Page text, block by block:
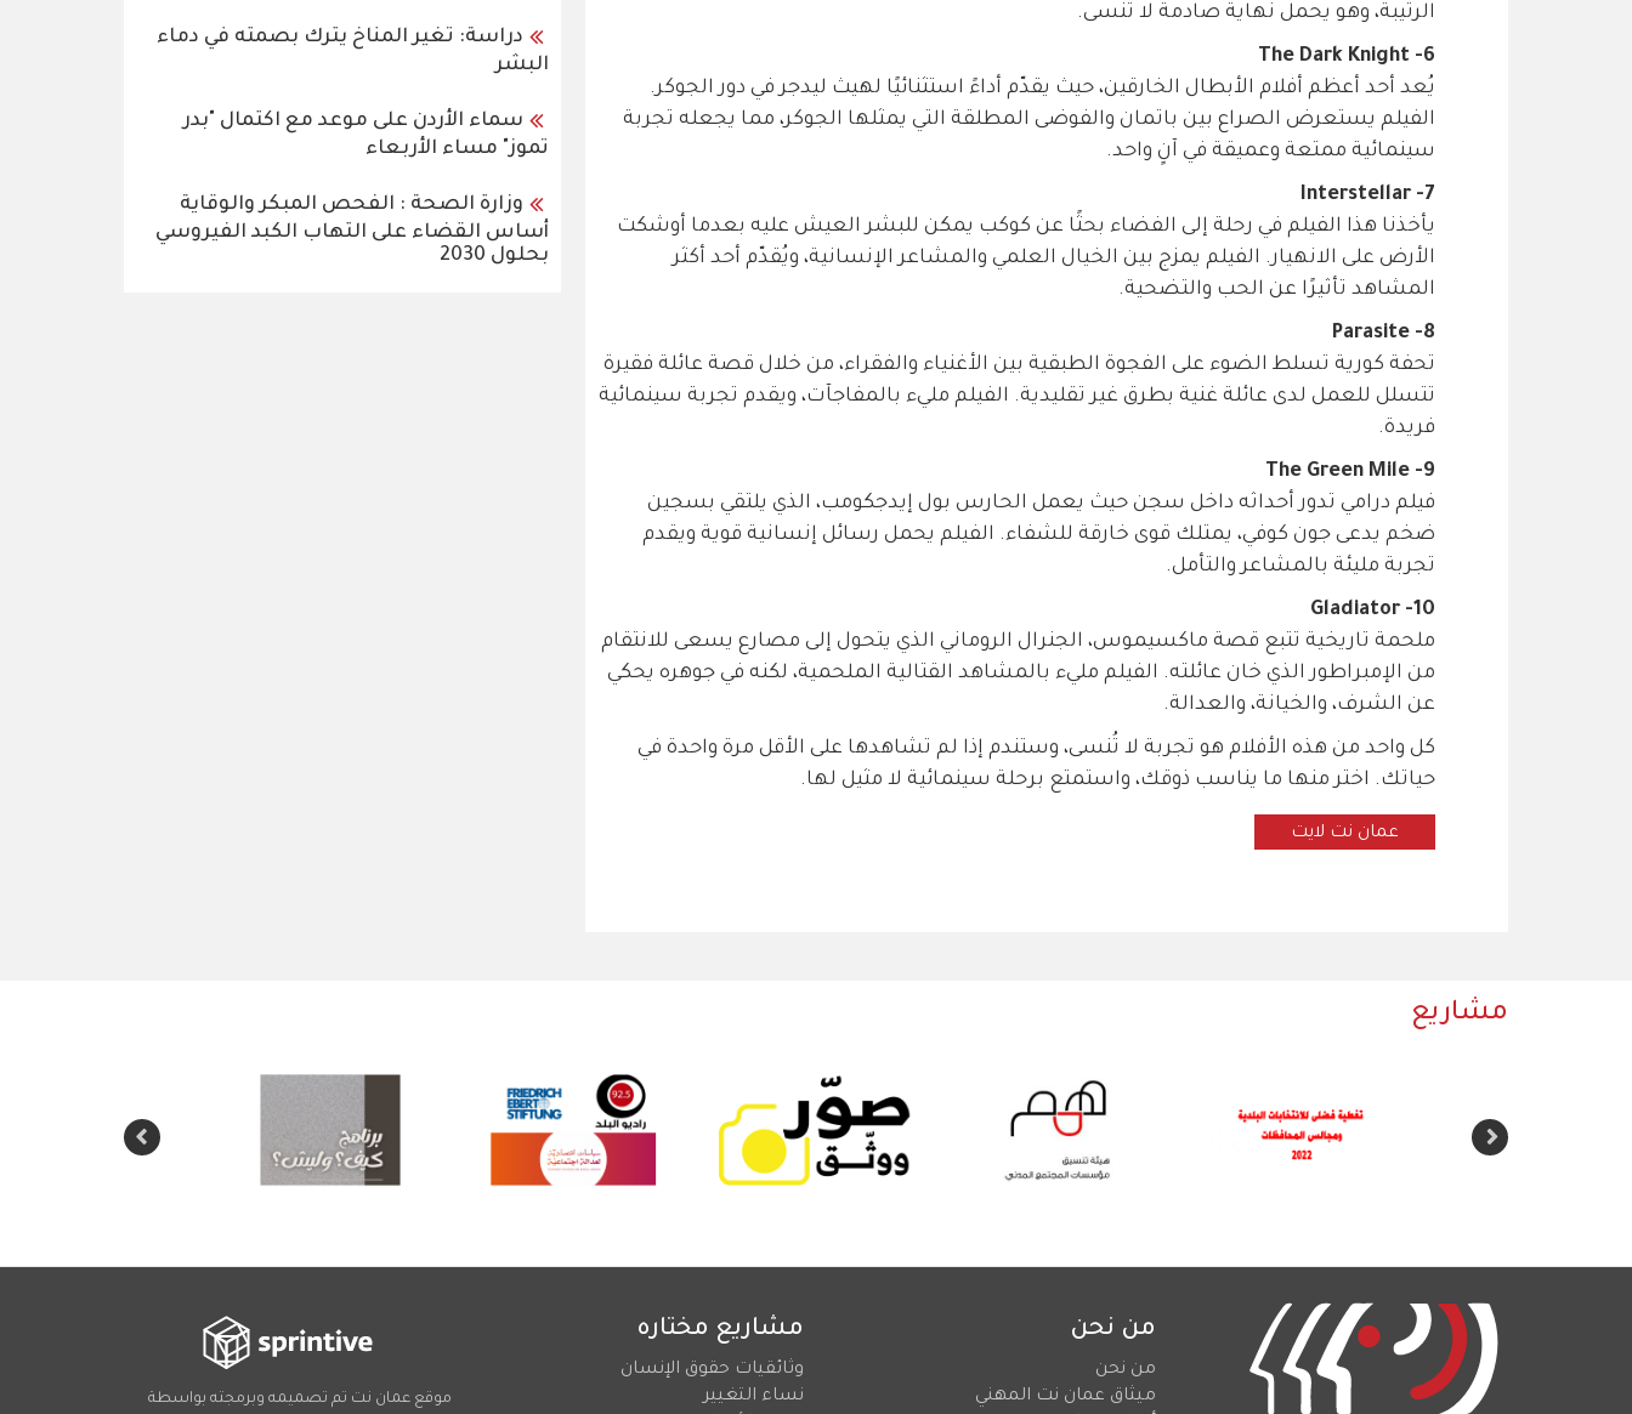
الرتيبة، وهو يحمل نهاية صادمة لا تُنسى.
6- The Dark Knight
يُعد أحد أعظم أفلام الأبطال الخارقين، حيث يقدّم أداءً استثنائيًا لهيث ليدجر في دور الجوكر.
الفيلم يستعرض الصراع بين باتمان والفوضى المطلقة التي يمثلها الجوكر، مما يجعله تجربة
سينمائية ممتعة وعميقة في آنٍ واحد.
7- Interstellar
يأخذنا هذا الفيلم في رحلة إلى الفضاء بحثًا عن كوكب يمكن للبشر العيش عليه بعدما أوشكت
الأرض على الانهيار. الفيلم يمزج بين الخيال العلمي والمشاعر الإنسانية، ويُقدّم أحد أكثر
المشاهد تأثيرًا عن الحب والتضحية.
8- Parasite
تحفة كورية تسلط الضوء على الفجوة الطبقية بين الأغنياء والفقراء، من خلال قصة عائلة فقيرة
تتسلل للعمل لدى عائلة غنية بطرق غير تقليدية. الفيلم مليء بالمفاجآت، ويقدم تجربة سينمائية
فريدة.
9- The Green Mile
فيلم درامي تدور أحداثه داخل سجن حيث يعمل الحارس بول إيدجكومب، الذي يلتقي بسجين
ضخم يدعى جون كوفي، يمتلك قوى خارقة للشفاء. الفيلم يحمل رسائل إنسانية قوية ويقدم
تجربة مليئة بالمشاعر والتأمل.
10- Gladiator
ملحمة تاريخية تتبع قصة ماكسيموس، الجنرال الروماني الذي يتحول إلى مصارع يسعى للانتقام
من الإمبراطور الذي خان عائلته. الفيلم مليء بالمشاهد القتالية الملحمية، لكنه في جوهره يحكي
عن الشرف، والخيانة، والعدالة.
كل واحد من هذه الأفلام هو تجربة لا تُنسى، وستندم إذا لم تشاهدها على الأقل مرة واحدة في
حياتك. اختر منها ما يناسب ذوقك، واستمتع برحلة سينمائية لا مثيل لها.
عمان نت لايت
دراسة: تغير المناخ يترك بصمته في دماء
البشر
سماء الأردن على موعد مع اكتمال "بدر
تموز" مساء الأربعاء
وزارة الصحة : الفحص المبكر والوقاية
أساس القضاء على التهاب الكبد الفيروسي
بحلول 2030
مشاريع
من نحن
من نحن
ميثاق عمان نت المهني
مشاريع مختاره
وثائقيات حقوق الإنسان
نساء التغيير
موقع عمان نت تم تصميمه وبرمجته بواسطة